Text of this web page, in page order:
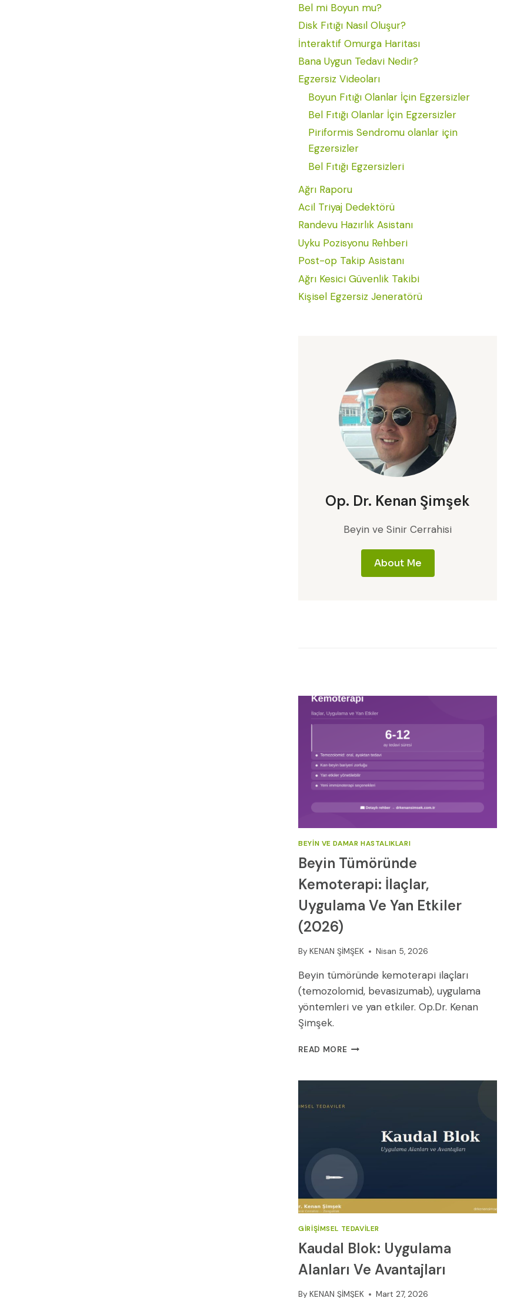
Bel mi Boyun mu?
Disk Fıtığı Nasıl Oluşur?
İnteraktif Omurga Haritası
Bana Uygun Tedavi Nedir?
Egzersiz Videoları
Boyun Fıtığı Olanlar İçin Egzersizler
Bel Fıtığı Olanlar İçin Egzersizler
Piriformis Sendromu olanlar için
Egzersizler
Bel Fıtığı Egzersizleri
Ağrı Raporu
Acil Triyaj Dedektörü
Randevu Hazırlık Asistanı
Uyku Pozisyonu Rehberi
Post-op Takip Asistanı
Ağrı Kesici Güvenlik Takibi
Kişisel Egzersiz Jeneratörü
Op. Dr. Kenan Şimşek
Beyin ve Sinir Cerrahisi
About Me
BEYIN VE DAMAR HASTALIKLARI
Beyin Tümöründe
Kemoterapi: İlaçlar,
Uygulama Ve Yan Etkiler
(2026)
By KENAN ŞİMŞEK Nisan 5, 2026
Beyin tümöründe kemoterapi ilaçları
(temozolomid, bevasizumab), uygulama
yöntemleri ve yan etkiler. Op.Dr. Kenan
Şimşek.
READ MOREBEYIN
İLAÇLAR,
ETKILER
GIRIŞIMSEL TEDAVILER
Kaudal Blok: Uygulama
Alanları Ve Avantajları
By KENAN ŞİMŞEK Mart 27, 2026